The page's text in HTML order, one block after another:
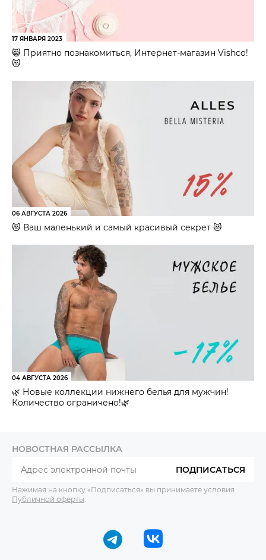
17 ЯНВАРЯ 2023
😸 Приятно познакомиться, Интернет-магазин Vishco!
😻
06 АВГУСТА 2026
😻 Ваш маленький и самый красивый секрет 😻
04 АВГУСТА 2026
🌿 Новые коллекции нижнего белья для мужчин!
Количество ограничено!🌿
НОВОСТНАЯ РАССЫЛКА
ПОДПИСАТЬСЯ
Нажимая на кнопку «Подписаться» вы принимаете условия
Публичной оферты